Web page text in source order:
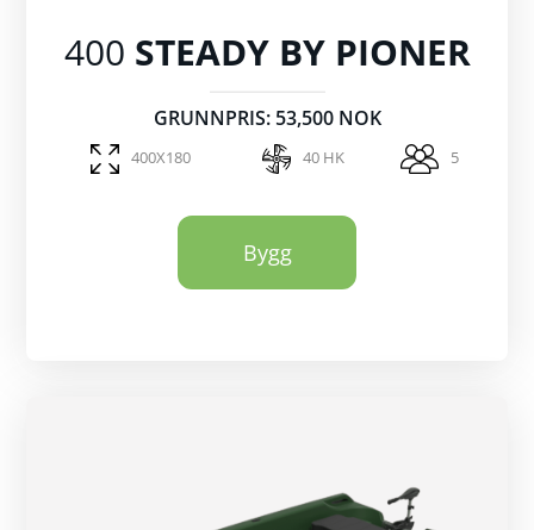
400 STEADY BY PIONER
GRUNNPRIS: 53,500 NOK
400X180 40 HK 5
Bygg